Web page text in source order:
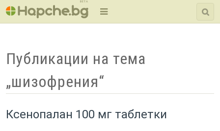
BETA
Публикации на тема
„шизофрения“
Ксенопалан 100 мг таблетки